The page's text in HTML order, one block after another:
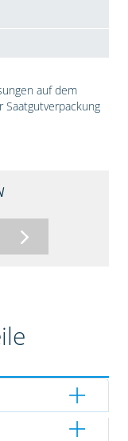
auf dem